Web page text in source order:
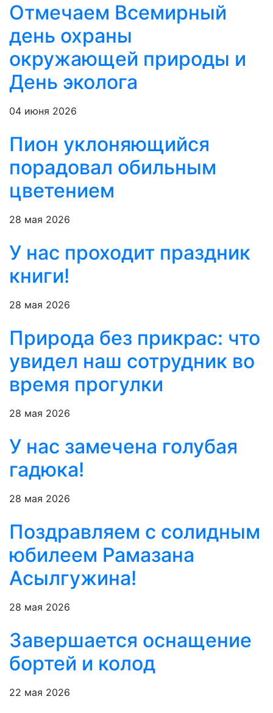
Отмечаем Всемирный
день охраны
окружающей природы и
День эколога
04 июня 2026
Пион уклоняющийся
порадовал обильным
цветением
28 мая 2026
У нас проходит праздник
книги!
28 мая 2026
Природа без прикрас: что
увидел наш сотрудник во
время прогулки
28 мая 2026
У нас замечена голубая
гадюка!
28 мая 2026
Поздравляем с солидным
юбилеем Рамазана
Асылгужина!
28 мая 2026
Завершается оснащение
бортей и колод
22 мая 2026